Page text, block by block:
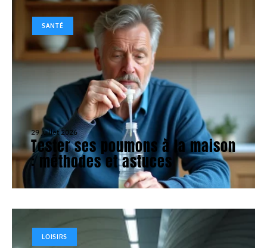
SANTÉ
29 juillet 2026
Tester ses poumons à la maison
: méthodes et astuces
LOISIRS